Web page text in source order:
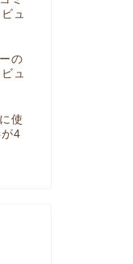
ュ
の
ュ
使
4